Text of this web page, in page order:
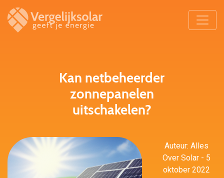
Kan netbeheerder
zonnepanelen
uitschakelen?
Auteur: Alles
Over Solar - 5
oktober 2022